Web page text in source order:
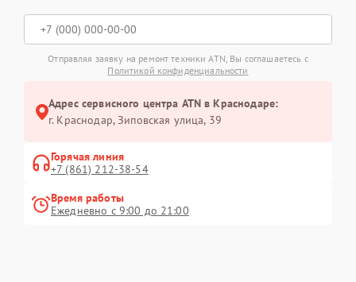
Отправляя заявку на ремонт техники ATN, Вы соглашаетесь с
Политикой конфиденциальности
Адрес сервисного центра ATN в Краснодаре:
г. Краснодар, Зиповская улица, 39
Горячая линия
+7 (861) 212-38-54
Время работы
Ежедневно с 9:00 до 21:00